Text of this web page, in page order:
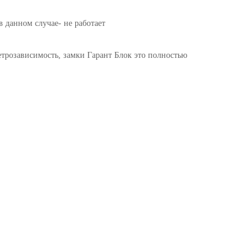
случае- не работает
замки Гарант Блок это полностью